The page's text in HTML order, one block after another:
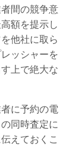
間の競争意
額を提示し
他社に取ら
ッシャーを
上で絶大な
に予約の電
同時査定に
えておくこ